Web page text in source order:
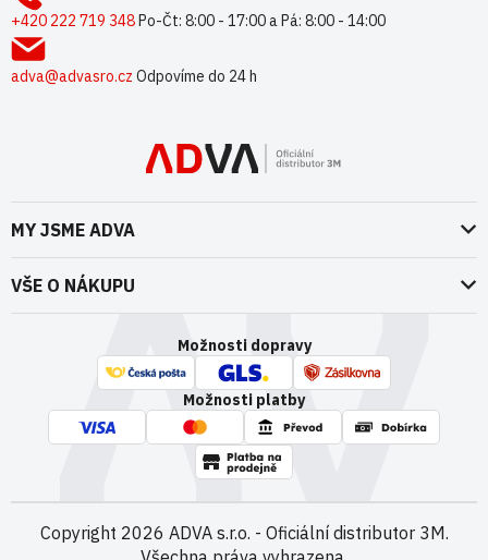
+420 222 719 348Po-Čt: 8:00 - 17:00 a Pá: 8:00 - 14:00
adva@advasro.cz Odpovíme do 24 h
MY JSME ADVA
O nás
Naše dokumenty
Nedržíme se zbytečně při zemi
Kontakty
VŠE O NÁKUPU
VOP pro spotřebitele - fyzické osoby
VOP pro nakupující podnikatele
VOP Letectví / GT&C Aerospace
Kamenná prodejna
Možnosti dopravy
Možnosti platby
Copyright 2026 ADVA s.r.o. - Oficiální distributor 3M.